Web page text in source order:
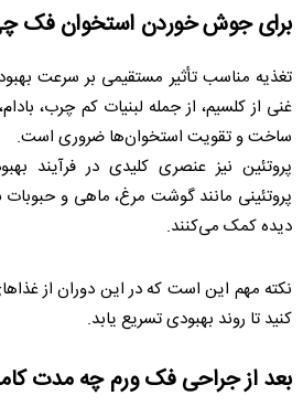
برای جوش خوردن استخوان فک
تغذیه مناسب تأثیر مستقیمی بر سرعت
غنی از کلسیم، از جمله لبنیات کم ‌چرب،
ساخت و تقویت استخوان‌ها ضروری است.
پروتئین نیز عنصری کلیدی در فرآیند
پروتئینی مانند گوشت مرغ، ماهی و
‌دیده کمک می‌کنند.
نکته مهم این است که در این دوران از
کنید تا روند بهبودی تسریع یابد.
بعد از جراحی فک ورم چه مدت